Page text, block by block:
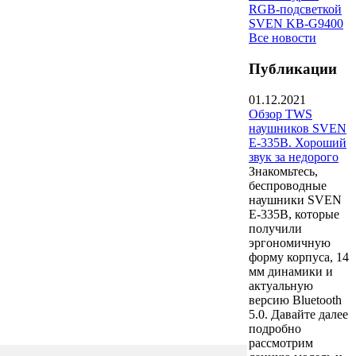
RGB-подсветкой
SVEN KB-G9400
Все новости
Публикации
01.12.2021
Обзор TWS
наушников SVEN
E-335B. Хороший
звук за недорого
Знакомьтесь,
беспроводные
наушники SVEN
E-335B, которые
получили
эргономичную
форму корпуса, 14
мм динамики и
актуальную
версию Bluetooth
5.0. Давайте далее
подробно
рассмотрим